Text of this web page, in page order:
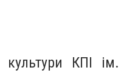
КПІ ім.